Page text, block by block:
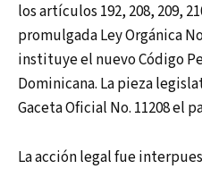
los artículos 192, 208, 209,
promulgada Ley Orgánica
instituye el nuevo Código
Dominicana. La pieza
Gaceta Oficial No. 11208 el
La acción legal fue